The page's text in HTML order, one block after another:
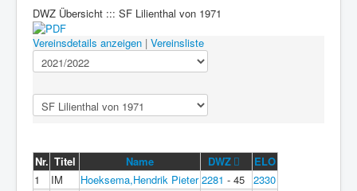
DWZ Übersicht ::: SF Lilienthal von 1971
Vereinsdetails anzeigen | Vereinsliste
Nr. Titel Name DWZ
ELO
1
IM Hoeksema,Hendrik Pieter 2281 - 45 2330